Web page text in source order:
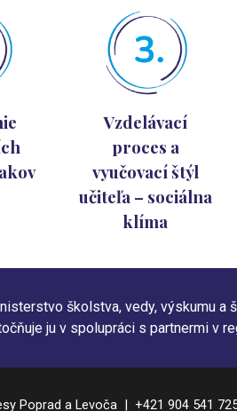
Vzdelávací
proces a
vyučovací štýl
učiteľa – sociálna
klíma
školstva, vedy, výskumu
ju v spolupráci s partnermi v
Poprad a Levoča | +421 904 541